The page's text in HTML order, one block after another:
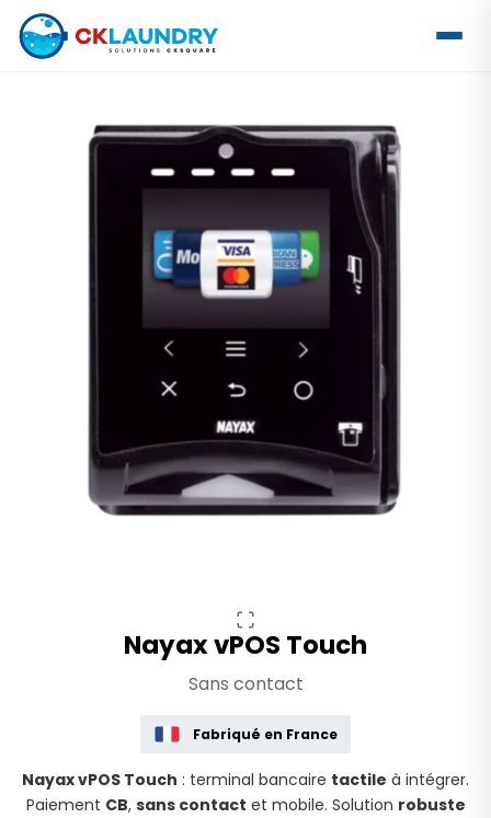
Nayax vPOS Touch
Sans contact
Fabriqué en France
Nayax vPOS Touch : terminal bancaire tactile à intégrer.
Paiement CB, sans contact et mobile. Solution robuste